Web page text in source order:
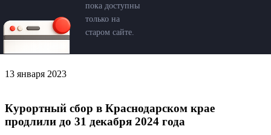
пока доступны
только на
старом сайте.
13 января 2023
Курортный сбор в Краснодарском крае
продлили до 31 декабря 2024 года